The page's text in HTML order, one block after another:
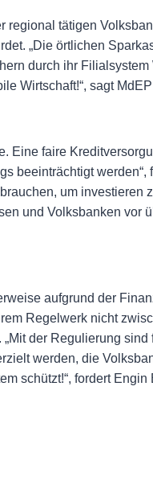
tätigen
„Die örtlichen
durch ihr
Wirtschaft!“, sagt
Eine faire
beeinträchtigt
um
und Volksbanken vor
aufgrund der
Regelwerk nicht
der Regulierung
werden, die
schützt!“, fordert